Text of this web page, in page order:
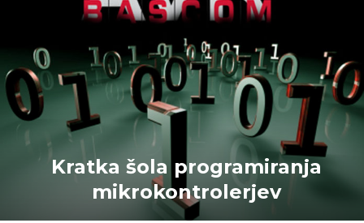
Kratka šola programiranja
mikrokontrolerjev